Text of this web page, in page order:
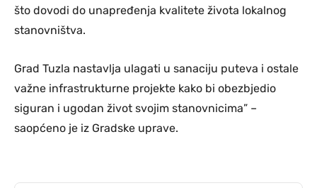
što dovodi do unapređenja kvalitete života lokalnog
stanovništva.
Grad Tuzla nastavlja ulagati u sanaciju puteva i ostale
važne infrastrukturne projekte kako bi obezbjedio
siguran i ugodan život svojim stanovnicima” –
saopćeno je iz Gradske uprave.